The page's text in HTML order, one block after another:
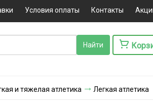
Условия оплаты Контакты
и тяжелая атлетика Легкая атлетика